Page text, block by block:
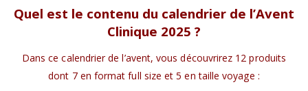
Quel est le contenu du calendrier de l’Avent
Clinique 2025 ?
Dans ce calendrier de l’avent, vous découvrirez 12 produits
dont 7 en format full size et 5 en taille voyage :